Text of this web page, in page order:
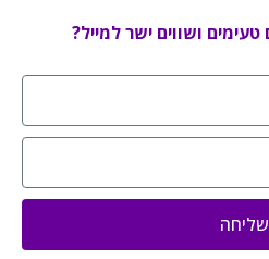
ושווים ישר למייל?
שליחה